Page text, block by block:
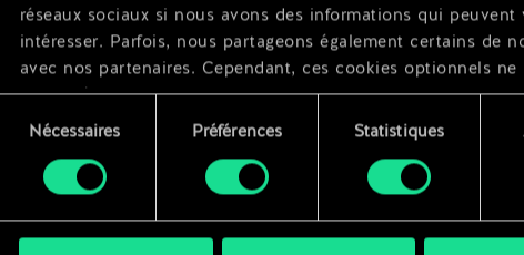
réseaux sociaux si nous avons des informations qui peuvent
intéresser. Parfois, nous partageons également certains de
avec nos partenaires. Cependant, ces cookies optionnels ne
appliqués qu'avec votre permission.
et modifier vos préférences dans le menu "Paramètres" ci-
consentement
Nécessaires Préférences Statistiques